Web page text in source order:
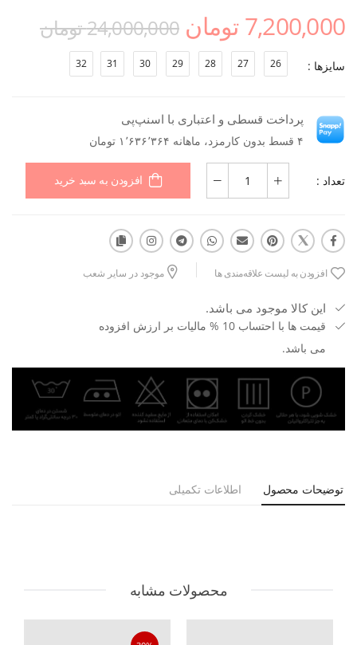
7,200,000 تومان 24,000,000 تومان
سایزها : 26
27
28
29
30
31
32
پرداخت قسطی و اعتباری با اسنپ‌پی
۴ قسط بدون کارمزد، ماهانه ۱٬۶۳۶٬۳۶۴ تومان
تعداد : افزودن به سبد خرید
افزودن به لیست علاقه‌مندی ها موجود در سایر شعب
این کالا موجود می باشد.
قیمت ها با احتساب 10 % مالیات بر ارزش افزوده
می باشد.
توضیحات محصول اطلاعات تکمیلی
محصولات مشابه